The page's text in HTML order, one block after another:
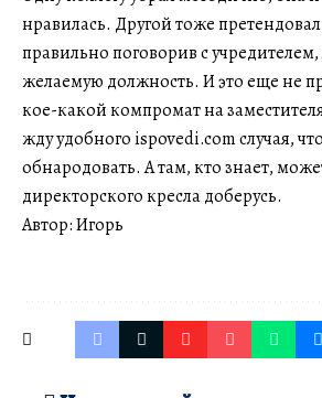
нравилась. Другой тоже
правильно поговорив с
желаемую должность. И это еще не
кое-какой компромат на
жду удобного ispovedi.com случая,
обнародовать. А там, кто знает,
директорского кресла доберусь.
Автор: Игорь